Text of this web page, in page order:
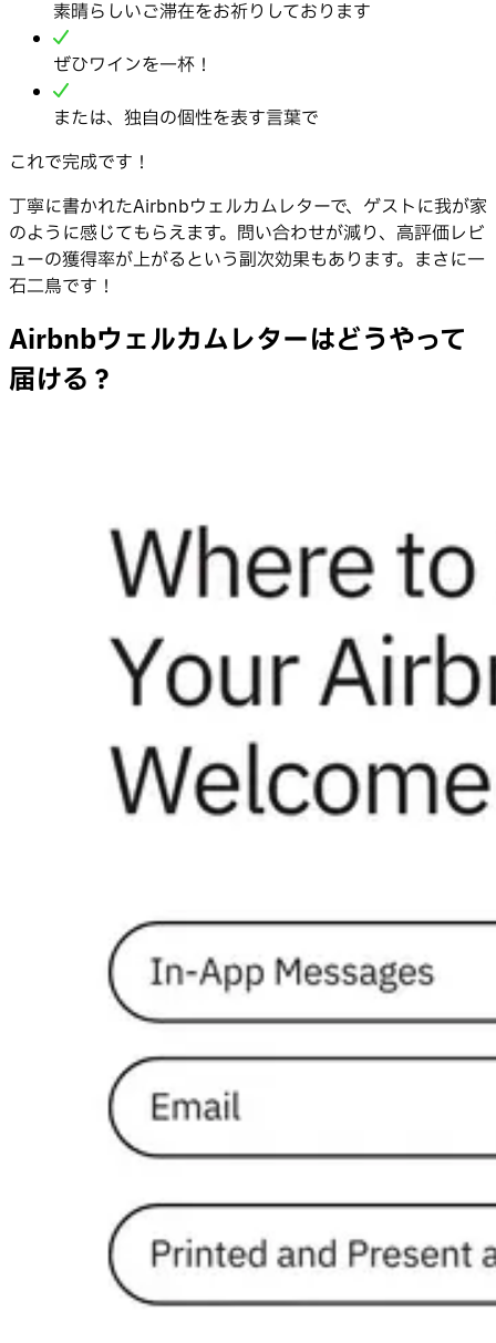
素晴らしいご滞在をお祈りしております
ぜひワインを一杯！
または、独自の個性を表す言葉で
これで完成です！
丁寧に書かれたAirbnbウェルカムレターで、ゲストに我が家
のように感じてもらえます。問い合わせが減り、高評価レビ
ューの獲得率が上がるという副次効果もあります。まさに一
石二鳥です！
Airbnbウェルカムレターはどうやって
届ける？